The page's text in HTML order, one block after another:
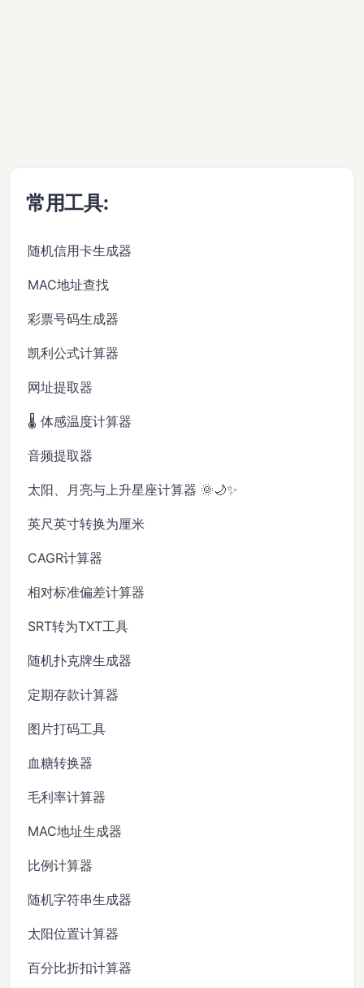
常用工具:
随机信用卡生成器
MAC地址查找
彩票号码生成器
凯利公式计算器
网址提取器
🌡️ 体感温度计算器
音频提取器
太阳、月亮与上升星座计算器 🌞🌙✨
英尺英寸转换为厘米
CAGR计算器
相对标准偏差计算器
SRT转为TXT工具
随机扑克牌生成器
定期存款计算器
图片打码工具
血糖转换器
毛利率计算器
MAC地址生成器
比例计算器
随机字符串生成器
太阳位置计算器
百分比折扣计算器